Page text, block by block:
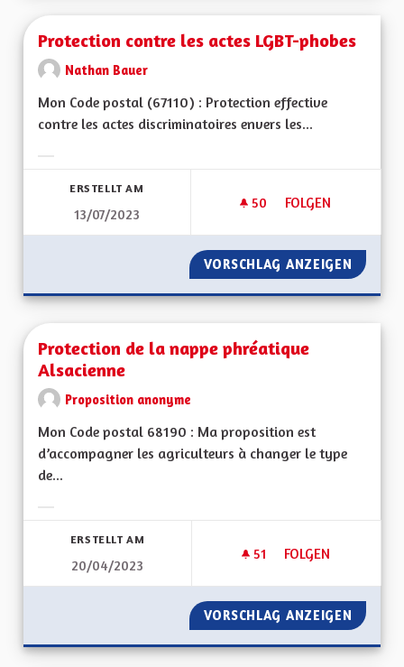
Protection contre les actes LGBT-phobes
Nathan Bauer
Mon Code postal (67110) : Protection effective
contre les actes discriminatoires envers les...
ERSTELLT AM
13/07/2023
50 50 FOLLOWER
FOLGEN
PROTECTION
VORSCHLAG ANZEIGEN
Protection de la nappe phréatique
Alsacienne
Proposition anonyme
Mon Code postal 68190 : Ma proposition est
d’accompagner les agriculteurs à changer le type
de...
ERSTELLT AM
20/04/2023
51 51 FOLLOWER
FOLGEN
PROTECTION DE
VORSCHLAG ANZEIGEN